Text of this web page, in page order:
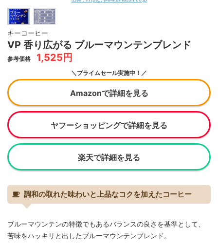
キーコーヒー
VP 香り広がる ブルーマウンテンブレンド
参考価格 1,525円
＼プライムセール実施中！／
Amazonで詳細を見る
ヤフーショッピングで詳細を見る
楽天で詳細を見る
調和の取れた味わいと上品なコクを加えたコーヒー
ブルーマウンテンの特徴でもあるバランスの良さを基準として、
苦味をハッキリと出したブルーマウンテンブレンド。